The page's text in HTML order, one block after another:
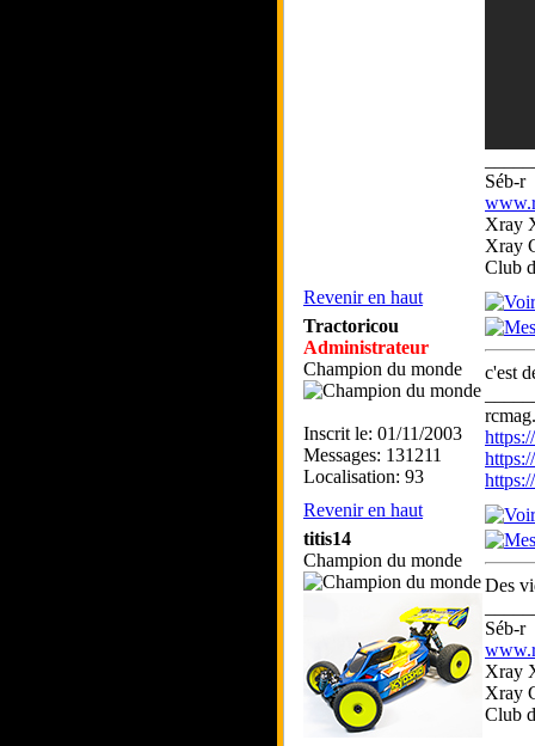
Séb-r
Xray
Xray
Club
Revenir en haut
Tractoricou
Administrateur
Champion du monde
Inscrit le: 01/11/2003
Messages: 131211
Localisation: 93
c'est
Revenir en haut
titis14
Champion du monde
Des
Séb-r
Xray
Xray
Club